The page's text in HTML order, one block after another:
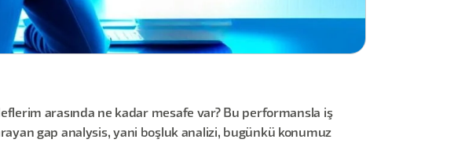
arasında ne kadar mesafe var? Bu performansla iş
gap analysis, yani boşluk analizi, bugünkü konumuz